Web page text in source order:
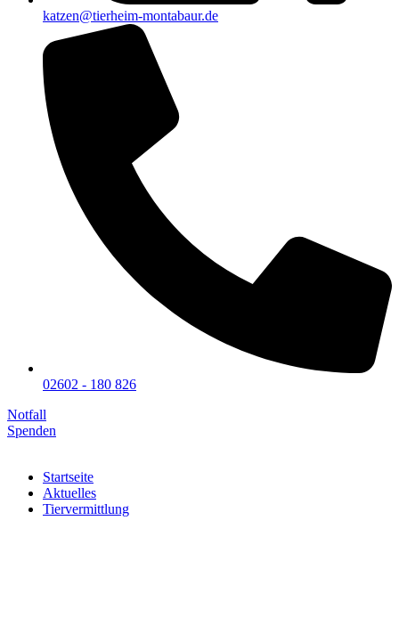
katzen@tierheim-montabaur.de
02602 - 180 826
Notfall
Spenden
Startseite
Aktuelles
Tiervermittlung